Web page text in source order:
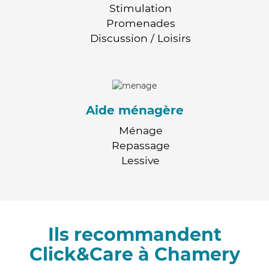
Stimulation
Promenades
Discussion / Loisirs
Aide ménagère
Ménage
Repassage
Lessive
Ils recommandent
Click&Care à Chamery